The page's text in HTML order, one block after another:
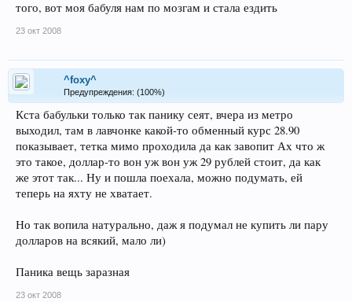
того, вот моя бабуля нам по мозгам и стала ездить
23 окт 2008
^foxy^
Предупреждения: (100%)
Кста бабульки только так панику сеят, вчера из метро
выходил, там в лавчонке какой-то обменный курс 28.90
показывает, тетка мимо проходила да как завопит Ах что ж
это такое, доллар-то вон уж вон уж 29 рублей стоит, да как
же этот так... Ну и пошла поехала, можно подумать, ей
теперь на яхту не хватает.
Но так вопила натурально, даж я подумал не купить ли пару
долларов на всякий, мало ли)
Паника вещь заразная
23 окт 2008